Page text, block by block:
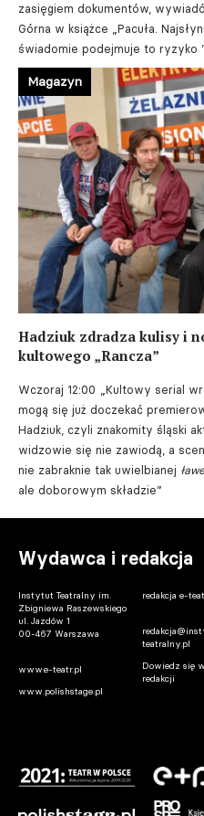
zasięgiem dokumentów,
Górna w książce „Pacuła.
świadomie podejmuje to ryzyko
Hadziuk zdradza kulisy i
kultowego „Rancza”
Wczoraj 12:00
„Kultowy serial
mogą się już doczekać
Hadziuk, czyli znakomity śląski
widzowie się nie zawiodą, a
nie zabraknie tak uwielbianej
ale doborowym składzie”
Magazyn
Wydawca i redakcja
Instytut Teatralny im.
Zbigniewa Raszewskiego
ul. Jazdów 1
00-467 Warszawa
www.e-teatr.pl
www.polishstage.pl
redakcja e-
teatralny.pl
Dowiedz się
redakcji